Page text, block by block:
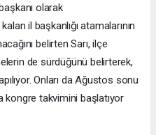
olarak
il başkanlığı atamalarının
belirten Sarı, ilçe
de sürdüğünü belirterek,
Onları da Ağustos sonu
kongre takvimini başlatıyor